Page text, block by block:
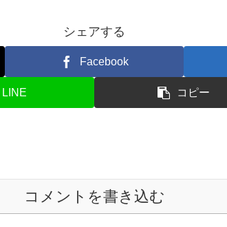
シェアする
Facebook
LINE コピー
コメントを書き込む